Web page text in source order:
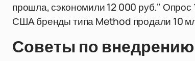
прошла, сэкономили 12 000 руб."
США бренды типа Method продали 10
Советы по внедрению